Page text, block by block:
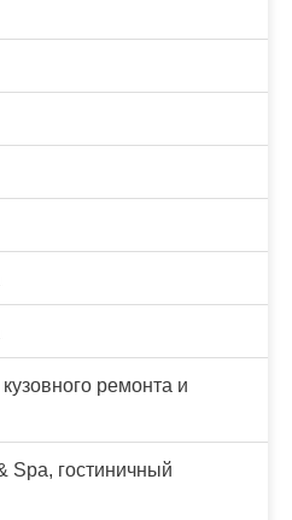
ремонта и
Spa, гостиничный